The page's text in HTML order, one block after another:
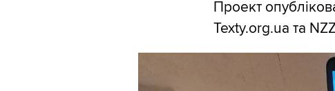
Проект
Texty.org.ua та